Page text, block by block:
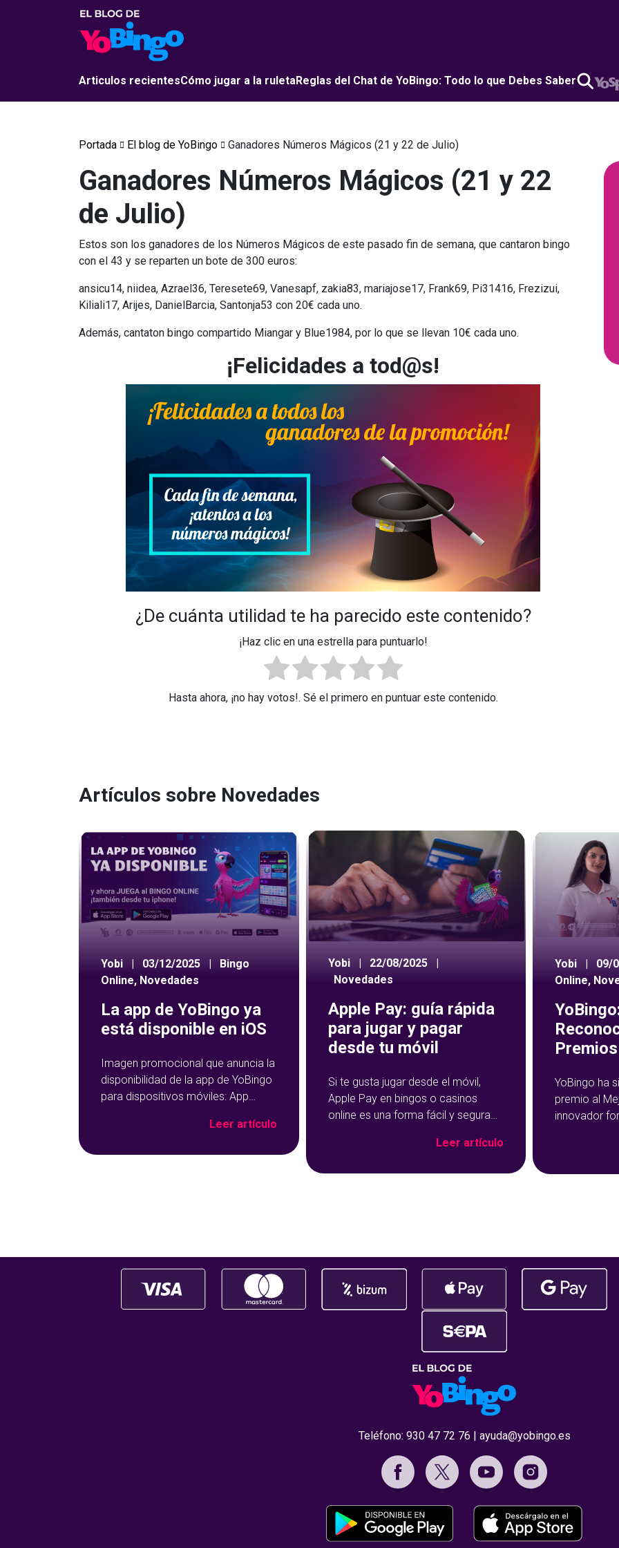
Articulos recientesCómo jugar a la ruletaReglas del Chat de YoBingo: Todo lo que Debes Saber
Portada El blog de YoBingo Ganadores Números Mágicos (21 y 22 de Julio)
Ganadores Números Mágicos (21 y 22
de Julio)
Estos son los ganadores de los Números Mágicos de este pasado fin de semana, que cantaron bingo
con el 43 y se reparten un bote de 300 euros:
ansicu14, niidea, Azrael36, Teresete69, Vanesapf, zakia83, mariajose17, Frank69, Pi31416, Frezizui,
Kiliali17, Arijes, DanielBarcia, Santonja53 con 20€ cada uno.
Además, cantaton bingo compartido Miangar y Blue1984, por lo que se llevan 10€ cada uno.
¡Felicidades a tod@s!
¿De cuánta utilidad te ha parecido este contenido?
¡Haz clic en una estrella para puntuarlo!
Hasta ahora, ¡no hay votos!. Sé el primero en puntuar este contenido.
Artículos sobre Novedades
Yobi | 03/12/2025 |
Bingo
Online, Novedades
La app de YoBingo ya
está disponible en iOS
Imagen promocional que anuncia la
disponibilidad de la app de YoBingo
para dispositivos móviles: App
azul con detalles geométricos.
Leer artículo
Yobi 22/08/2025
Novedades
Apple Pay: guía rápida
para jugar y pagar
desde tu móvil
Si te gusta jugar desde el móvil,
Apple Pay en bingos o casinos
online es una forma fácil y segura
método de pago se ha vuelto muy
Leer artículo
Yobi | 09/
Online,
YoBingo ha
premio al
innovador
que ha
Teléfono: 930 47 72 76 | ayuda@yobingo.es